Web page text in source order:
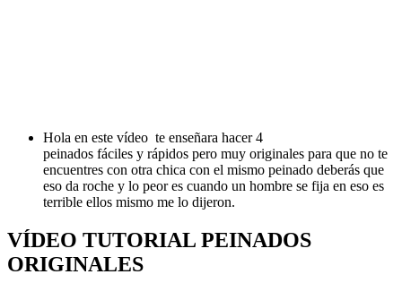
Hola en este vídeo te enseñara hacer 4
peinados fáciles y rápidos pero muy originales para que no te
encuentres con otra chica con el mismo peinado deberás que
eso da roche y lo peor es cuando un hombre se fija en eso es
terrible ellos mismo me lo dijeron.
VÍDEO TUTORIAL PEINADOS
ORIGINALES